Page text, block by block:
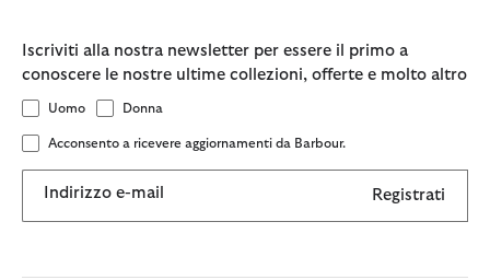
Iscriviti alla nostra newsletter per essere il primo a
conoscere le nostre ultime collezioni, offerte e molto altro
Uomo Donna
Acconsento a ricevere aggiornamenti da Barbour.
Indirizzo e-mail Registrati